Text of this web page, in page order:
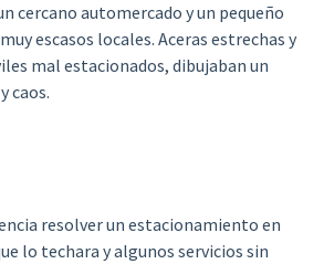
cercano automercado y un pequeño
escasos locales. Aceras estrechas y
mal estacionados, dibujaban un
caos.
resolver un estacionamiento en
lo techara y algunos servicios sin